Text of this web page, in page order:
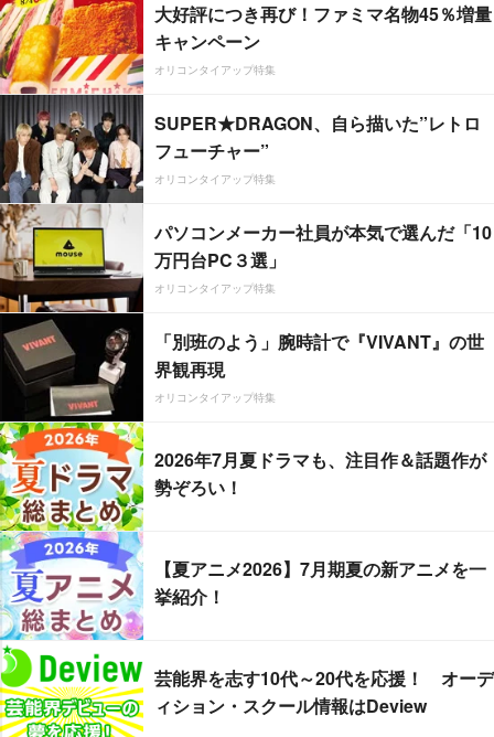
大好評につき再び！ファミマ名物45％増量
キャンペーン
オリコンタイアップ特集
SUPER★DRAGON、自ら描いた”レトロ
フューチャー”
オリコンタイアップ特集
パソコンメーカー社員が本気で選んだ「10
万円台PC３選」
オリコンタイアップ特集
「別班のよう」腕時計で『VIVANT』の世
界観再現
オリコンタイアップ特集
2026年7月夏ドラマも、注目作＆話題作が
勢ぞろい！
【夏アニメ2026】7月期夏の新アニメを一
挙紹介！
芸能界を志す10代～20代を応援！ オーデ
ィション・スクール情報はDeview